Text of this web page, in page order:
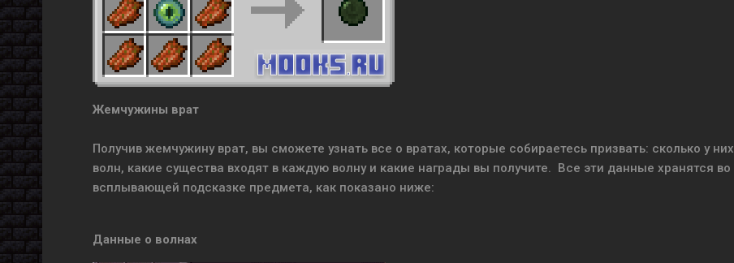
Жемчужины врат
Получив жемчужину врат, вы сможете узнать все о вратах, которые собираетесь призвать: сколько у них
волн, какие существа входят в каждую волну и какие награды вы получите. Все эти данные хранятся во
всплывающей подсказке предмета, как показано ниже:
Данные о волнах